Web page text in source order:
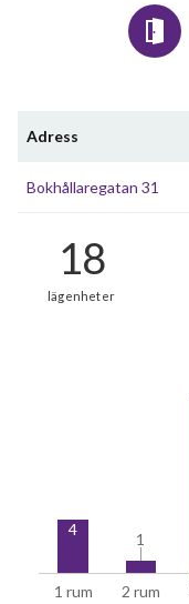
Adress
Bokhållaregatan 31
1 rum 2 rum
4
11